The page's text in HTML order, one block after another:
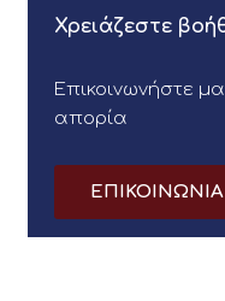
Χρειάζεστε
Επικοινωνήστε
απορία
ΕΠΙΚΟΙΝΩΝΙΑ